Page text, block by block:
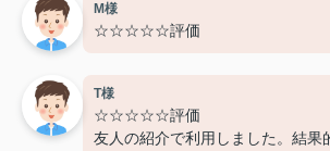
また機会があればぜひ利用させて
います。本当にありがとうござい
M様
☆☆☆☆☆評価
T様
☆☆☆☆☆評価
友人の紹介で利用しました。結果